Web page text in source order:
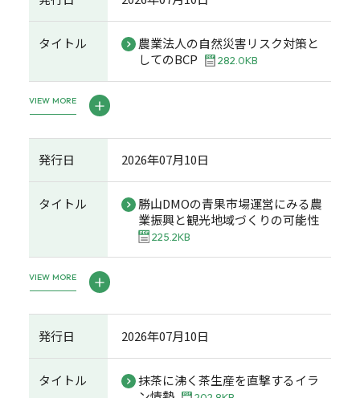
タイトル
農業法人の自然災害リスク対策と
してのBCP
282.0KB
VIEW MORE
発行日 2026年07月10日
タイトル
勝山DMOの青果市場運営にみる農
業振興と観光地域づくりの可能性
225.2KB
VIEW MORE
発行日 2026年07月10日
タイトル
抹茶に沸く茶生産を直撃するイラ